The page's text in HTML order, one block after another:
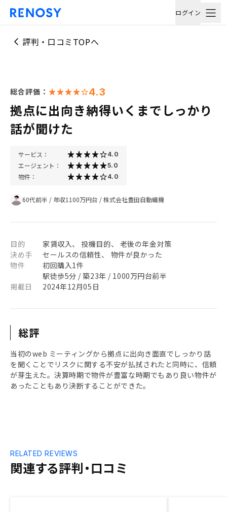
ログイン
評判・口コミTOPへ
総合評価： 4.3
拠点に出向き納得いくまでしっかり
話が聞けた
サービス： 4.0
エージェント： 5.0
物件： 4.0
60代前半 / 年収1100万円台 /株式会社豊田自動織機
目的
家賃収入、 投機目的、 老後の年金対策
決め手
セールスの信頼性、 物件が良かった
物件
初回購入1件
駅徒歩5分 / 築23年 / 1000万円台前半
掲載日
2024年12月05日
総評
当初のweb ミーティングから拠点に出向き面直でしっかり話
を聞くことでリスクに関する不安が払拭されたと同時に、信頼
が芽生えた。決算時期で物件が豊富な時期でもあり良い物件が
あったこともあり決断することができた。
関連する評判・口コミ
RELATED REVIEWS